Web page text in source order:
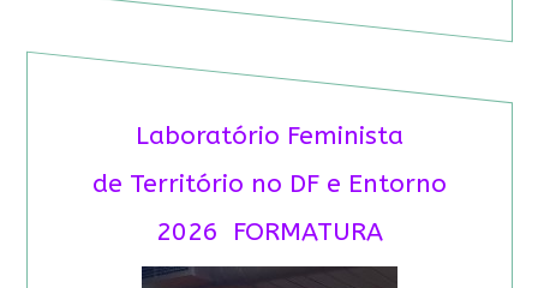
Laboratório Feminista
de Território no DF e Entorno
2026 FORMATURA